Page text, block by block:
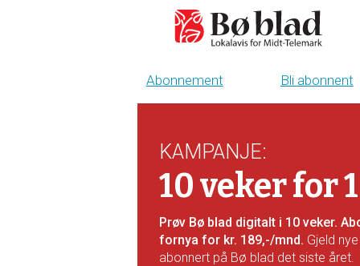
Abonnement Bli abonnent
KAMPANJE:
10 veker for
Prøv Bø blad digitalt i 10 veker.
fornya for kr. 189,-/mnd. Gjeld
abonnert på Bø blad det siste året.